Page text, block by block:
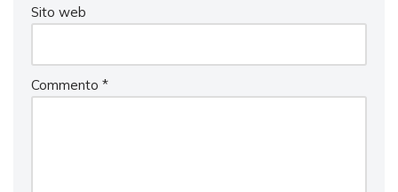
Sito web
Commento *